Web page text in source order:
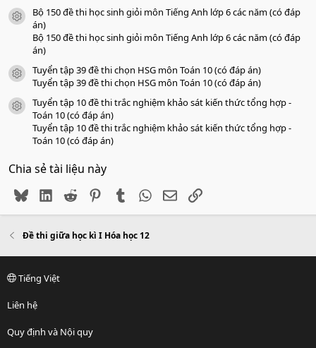
icon tài liệu
Bộ 150 đề thi học sinh giỏi môn Tiếng Anh lớp 6 các năm (có đáp
án)
Bộ 150 đề thi học sinh giỏi môn Tiếng Anh lớp 6 các năm (có đáp
án)
icon tài liệu
Tuyển tập 39 đề thi chọn HSG môn Toán 10 (có đáp án)
Tuyển tập 39 đề thi chọn HSG môn Toán 10 (có đáp án)
icon tài liệu
Tuyển tập 10 đề thi trắc nghiệm khảo sát kiến thức tổng hợp -
Toán 10 (có đáp án)
Tuyển tập 10 đề thi trắc nghiệm khảo sát kiến thức tổng hợp -
Toán 10 (có đáp án)
Chia sẻ tài liệu này
BlueskyLinkedIn
Reddit PinterestTumblr WhatsApp
EmailLink
Đề thi giữa học kì I Hóa học 12
Tiếng Việt
Liên hệ
Quy định và Nội quy